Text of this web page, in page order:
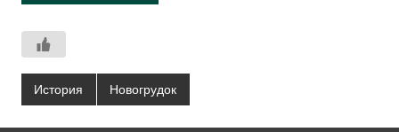
История Новогрудок